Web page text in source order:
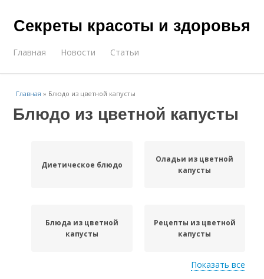
Секреты красоты и здоровья
Главная Новости Статьи
Главная » Блюдо из цветной капусты
Блюдо из цветной капусты
Диетическое блюдо
Оладьи из цветной
капусты
Блюда из цветной
капусты
Рецепты из цветной
капусты
Показать все